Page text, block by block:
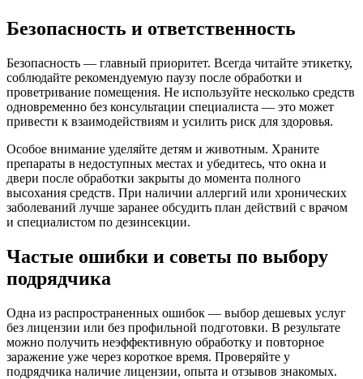
Безопасность и ответственность
Безопасность — главный приоритет. Всегда читайте этикетку,
соблюдайте рекомендуемую паузу после обработки и
проветривание помещения. Не используйте несколько средств
одновременно без консультации специалиста — это может
привести к взаимодействиям и усилить риск для здоровья.
Особое внимание уделяйте детям и животным. Храните
препараты в недоступных местах и убедитесь, что окна и
двери после обработки закрыты до момента полного
высохания средств. При наличии аллергий или хронических
заболеваний лучше заранее обсудить план действий с врачом
и специалистом по дезинсекции.
Частые ошибки и советы по выбору
подрядчика
Одна из распространенных ошибок — выбор дешевых услуг
без лицензии или без профильной подготовки. В результате
можно получить неэффективную обработку и повторное
заражение уже через короткое время. Проверяйте у
подрядчика наличие лицензии, опыта и отзывов знакомых.